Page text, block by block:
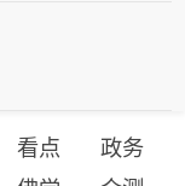
看点
政务